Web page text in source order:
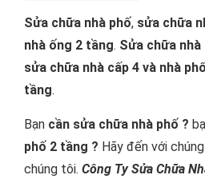
Sửa chữa nhà phố, sửa chữa
nhà ống 2 tầng. Sửa chữa
sửa chữa nhà cấp 4 và nhà
tầng.
Bạn cần sửa chữa nhà phố ?
phố 2 tầng ? Hãy đến với
chúng tôi. Công Ty Sửa Chữa